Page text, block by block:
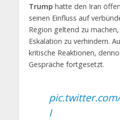
Trump hatte den Iran
seinen Einfluss auf
Region geltend zu
Eskalation zu verhindern.
kritische Reaktionen,
Gespräche fortgesetzt.
I